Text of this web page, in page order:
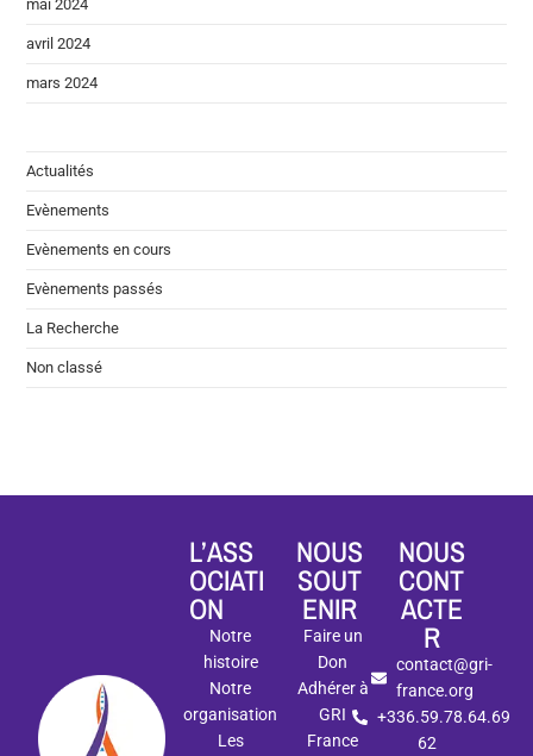
mai 2024
avril 2024
mars 2024
Actualités
Evènements
Evènements en cours
Evènements passés
La Recherche
Non classé
L’ASS
OCIATI
ON
Notre
histoire
Notre
organisation
Les
NOUS
SOUT
ENIR
Faire un
Don
Adhérer à
GRI
France
NOUS
CONT
ACTE
R
contact@gri-
france.org
+336.59.78.64.69
62